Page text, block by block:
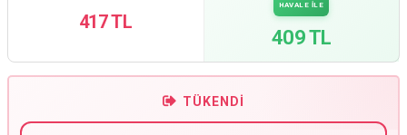
417 TL
HAVALE İLE
409 TL
TÜKENDI